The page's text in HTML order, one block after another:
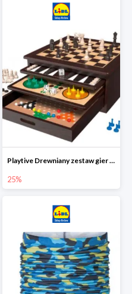
Playtive Drewniany zestaw gier 10 w 1
25%